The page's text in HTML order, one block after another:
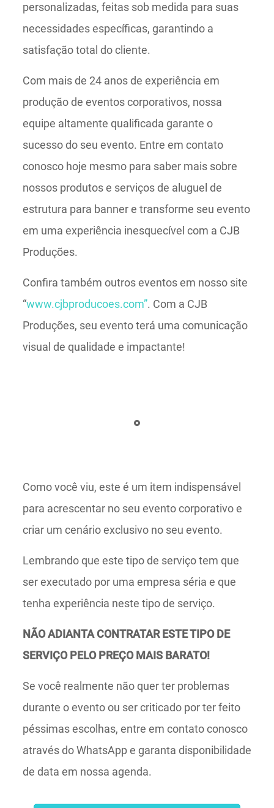
personalizadas, feitas sob medida para suas
necessidades específicas, garantindo a
satisfação total do cliente.
Com mais de 24 anos de experiência em
produção de eventos corporativos, nossa
equipe altamente qualificada garante o
sucesso do seu evento. Entre em contato
conosco hoje mesmo para saber mais sobre
nossos produtos e serviços de aluguel de
estrutura para banner e transforme seu evento
em uma experiência inesquecível com a CJB
Produções.
Confira também outros eventos em nosso site
“www.cjbproducoes.com”. Com a CJB
Produções, seu evento terá uma comunicação
visual de qualidade e impactante!
Como você viu, este é um item indispensável
para acrescentar no seu evento corporativo e
criar um cenário exclusivo no seu evento.
Lembrando que este tipo de serviço tem que
ser executado por uma empresa séria e que
tenha experiência neste tipo de serviço.
NÃO ADIANTA CONTRATAR ESTE TIPO DE
SERVIÇO PELO PREÇO MAIS BARATO!
Se você realmente não quer ter problemas
durante o evento ou ser criticado por ter feito
péssimas escolhas, entre em contato conosco
através do WhatsApp e garanta disponibilidade
de data em nossa agenda.